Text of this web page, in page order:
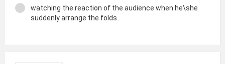
watching the reaction of the audience when he\she
suddenly arrange the folds